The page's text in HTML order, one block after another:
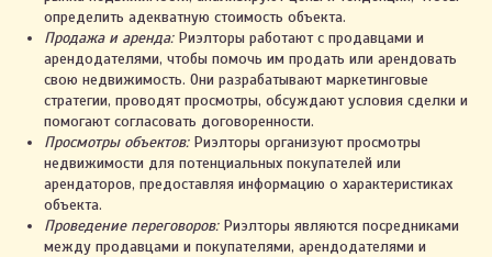
определить адекватную стоимость объекта.
Продажа и аренда:Риэлторы работают с продавцами и
арендодателями, чтобы помочь им продать или арендовать
свою недвижимость. Они разрабатывают маркетинговые
стратегии, проводят просмотры, обсуждают условия сделки и
помогают согласовать договоренности.
Просмотры объектов: Риэлторы организуют просмотры
недвижимости для потенциальных покупателей или
арендаторов, предоставляя информацию о характеристиках
объекта.
Проведение переговоров:Риэлторы являются посредниками
между продавцами и покупателями, арендодателями и